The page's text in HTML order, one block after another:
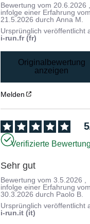
Bewertung vom 20.6.2026
infolge einer Erfahrung
21.5.2026 durchAnna M.
Ursprünglich veröffentlicht
i-run.fr (fr)
Originalbewertung
anzeigen
Melden
5
Verifizierte
Sehr gut
Bewertung vom3.5.2026
infolge einer Erfahrung
30.3.2026 durch Paolo B.
Ursprünglich veröffentlicht
i-run.it (it)